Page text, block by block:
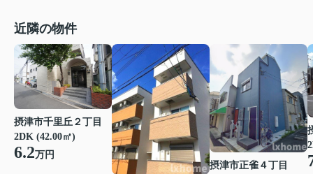
近隣の物件
摂津市千里丘２丁目
2DK (42.00㎡)
6.2万円
摂津市正雀４丁目